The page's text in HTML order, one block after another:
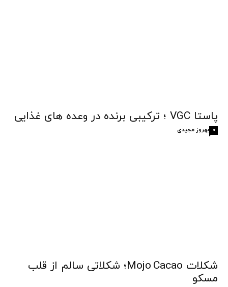
پاستا VGC ؛ ترکیبی برنده در وعده های غذایی
بهروز مجیدی 0
شکلات Mojo Cacao؛ شکلاتی سالم از قلب
مسکو